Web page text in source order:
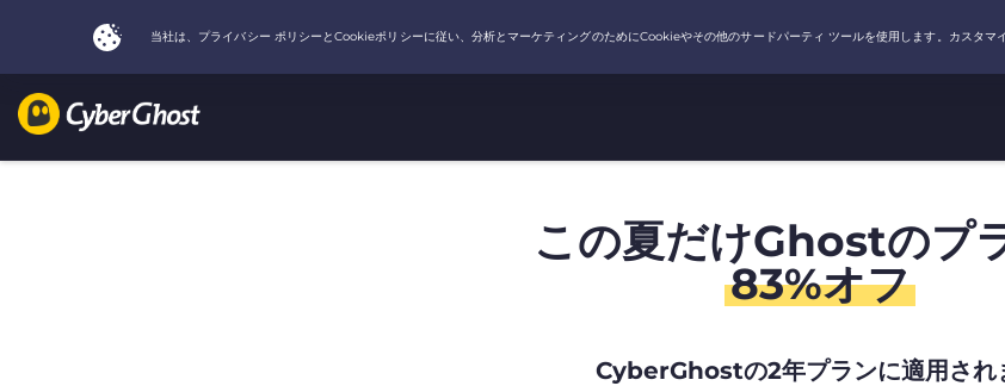
この夏だけGhostのプ
83%オフ
CyberGhostの2年プランに適用され